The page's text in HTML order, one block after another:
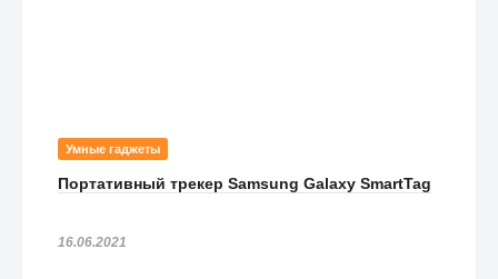
Умные гаджеты
Портативный трекер Samsung Galaxy SmartTag
16.06.2021